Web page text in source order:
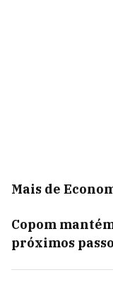
Mais de
Copom
próximos